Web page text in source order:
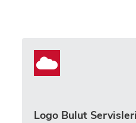
Logo Bulut Servisleri